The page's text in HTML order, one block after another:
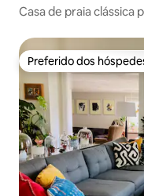
Casa de praia clássica
Preferido dos
Preferido dos